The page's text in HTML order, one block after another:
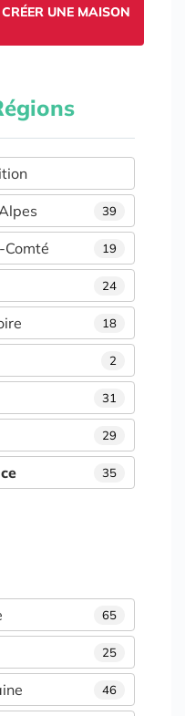
UNE MAISON
39
19
24
18
2
31
29
35
65
25
46